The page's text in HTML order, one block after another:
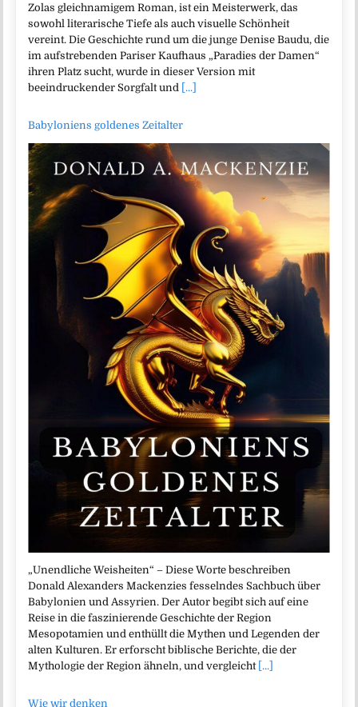
Zolas gleichnamigem Roman, ist ein Meisterwerk, das
sowohl literarische Tiefe als auch visuelle Schönheit
vereint. Die Geschichte rund um die junge Denise Baudu, die
im aufstrebenden Pariser Kaufhaus „Paradies der Damen“
ihren Platz sucht, wurde in dieser Version mit
beeindruckender Sorgfalt und [...]
Babyloniens goldenes Zeitalter
„Unendliche Weisheiten“ – Diese Worte beschreiben
Donald Alexanders Mackenzies fesselndes Sachbuch über
Babylonien und Assyrien. Der Autor begibt sich auf eine
Reise in die faszinierende Geschichte der Region
Mesopotamien und enthüllt die Mythen und Legenden der
alten Kulturen. Er erforscht biblische Berichte, die der
Mythologie der Region ähneln, und vergleicht [...]
Wie wir denken